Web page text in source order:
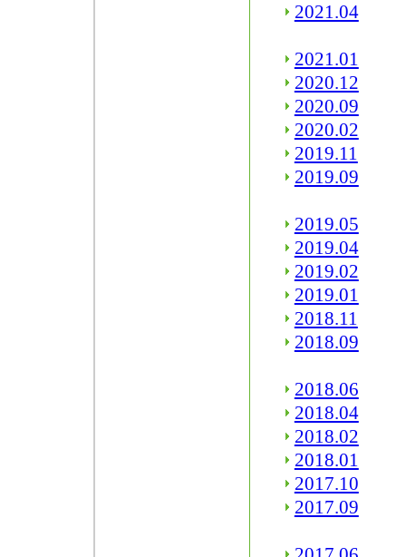
2021.04
2021.01
2020.12
2020.09
2020.02
2019.11
2019.09
2019.05
2019.04
2019.02
2019.01
2018.11
2018.09
2018.06
2018.04
2018.02
2018.01
2017.10
2017.09